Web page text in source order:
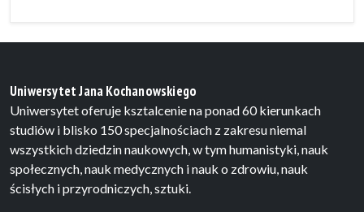
Uniwersytet Jana Kochanowskiego
Uniwersytet oferuje ksztalcenie na ponad 60 kierunkach
studiów i blisko 150 specjalnościach z zakresu niemal
wszystkich dziedzin naukowych, w tym humanistyki, nauk
społecznych, nauk medycznych i nauk o zdrowiu, nauk
ścisłych i przyrodniczych, sztuki.